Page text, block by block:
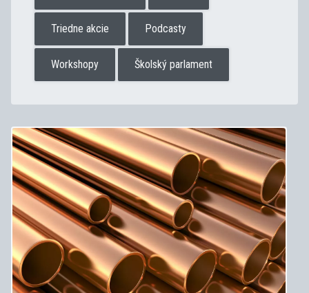
Triedne akcie Podcasty
Workshopy Školský parlament